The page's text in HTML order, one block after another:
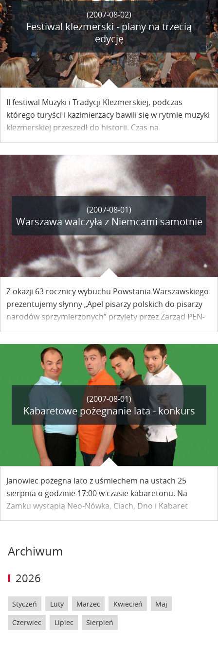
(2007-08-02)
Festiwal klezmerski - plany na trzecią
edycję
II festiwal Muzyki i Tradycji Klezmerskiej, podczas
którego turyści i kazimierzacy bawili się w rytmie muzyki
klezmerskiej przeszedł do historii. Czas na
podsumowania. I plany. Na trzecią edycję za rok.
(2007-08-01)
Warszawa walczyła z Niemcami samotnie
Z okazji 63 rocznicy wybuchu Powstania Warszawskiego
prezentujemy słynny „Apel pisarzy polskich do pisarzy
narodów sprzymierzonych” przyjęty przez Zarząd PEN-
Clubu Polskiego l września 1944 r. w Londynie. Apel,
podpisany także przez Marię Kuncewiczową, został
rozesłany do wszystkich centrów międzynarodowej
organizacji P.E.N oraz indywidualnie, do
najwybitniejszych pisarzy świata.
(2007-08-01)
Kabaretowe pożegnanie lata - konkurs
Janowiec pożegna lato z uśmiechem na ustach 25
sierpnia o godzinie 17:00 w czasie kabaretonu. Na
Zamku wystąpią Neo-Nówka, Ciach, Dno i Kabaret
Moralnego Niepokoju. Impreza połączona będzie z
Archiwum
2026
Styczeń Luty Marzec Kwiecień Maj
Czerwiec Lipiec Sierpień